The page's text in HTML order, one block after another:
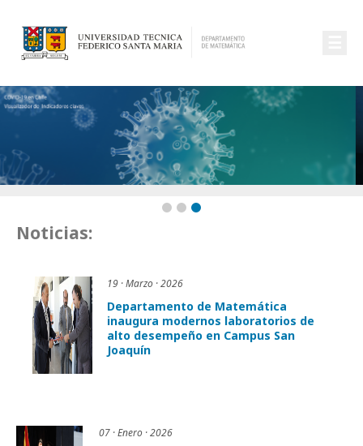
Noticias:
19 · Marzo · 2026
Departamento de Matemática
inaugura modernos laboratorios de
alto desempeño en Campus San
Joaquín
07 · Enero · 2026